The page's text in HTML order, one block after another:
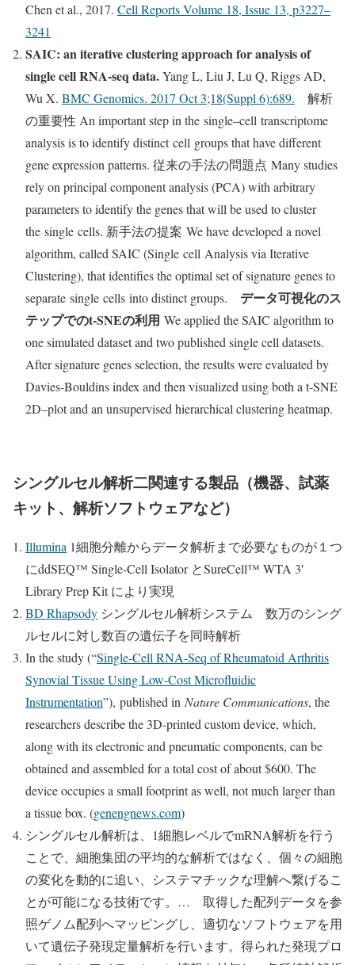
Chen et al., 2017. Cell Reports Volume 18, Issue 13, p3227–
3241
SAIC: an iterative clustering approach for analysis of
single cell RNA-seq data.Yang L, Liu J, Lu Q, Riggs AD,
Wu X. BMC Genomics. 2017 Oct 3;18(Suppl 6):689. 解析
の重要性 An important step in the single–cell transcriptome
analysis is to identify distinctcell groups that have different
gene expression patterns. 従来の手法の問題点 Many studies
rely on principal component analysis (PCA) with arbitrary
parameters to identify the genes that will be used to cluster
the single cells. 新手法の提案 We have developed a novel
algorithm, called SAIC (Single cell Analysis via Iterative
Clustering), that identifies the optimal set of signature genes to
separate single cells into distinct groups. データ可視化のス
テップでのt-SNEの利用 We applied the SAIC algorithm to
one simulated dataset and two published single cell datasets.
After signature genes selection, the results were evaluated by
Davies-Bouldins index and then visualized using both a t-SNE
2D–plot and an unsupervised hierarchical clustering heatmap.
シングルセル解析二関連する製品（機器、試薬
キット、解析ソフトウェアなど）
Illumina 1細胞分離からデータ解析まで必要なものが１つ
にddSEQ™ Single-Cell Isolator とSureCell™ WTA 3′
Library Prep Kit により実現
BD Rhapsody シングルセル解析システム 数万のシング
ルセルに対し数百の遺伝子を同時解析
In the study (“Single-Cell RNA-Seq of Rheumatoid Arthritis
Synovial Tissue Using Low-Cost Microfluidic
Instrumentation”), published in Nature Communications, the
researchers describe the 3D-printed custom device, which,
along with its electronic and pneumatic components, can be
obtained and assembled for a total cost of about $600. The
device occupies a small footprint as well, not much larger than
a tissue box. (genengnews.com)
シングルセル解析は、1細胞レベルでmRNA解析を行う
ことで、細胞集団の平均的な解析ではなく、個々の細胞
の変化を動的に追い、システマチックな理解へ繋げるこ
とが可能になる技術です。… 取得した配列データを参
照ゲノム配列へマッピングし、適切なソフトウェアを用
いて遺伝子発現定量解析を行います。得られた発現プロ